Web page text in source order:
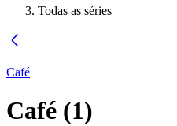
Todas as séries
Café
Café (1)